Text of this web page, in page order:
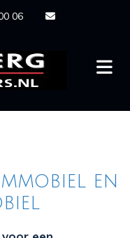
06 
en